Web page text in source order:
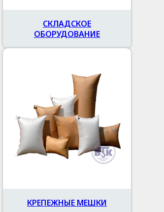
СКЛАДСКОЕ
ОБОРУДОВАНИЕ
КРЕПЕЖНЫЕ МЕШКИ